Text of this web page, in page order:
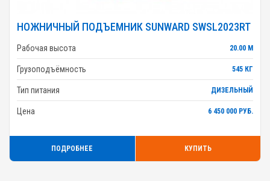
НОЖНИЧНЫЙ ПОДЪЕМНИК SUNWARD SWSL2023RT
Рабочая высота 20.00 М
Грузоподъёмность 545 КГ
Тип питания ДИЗЕЛЬНЫЙ
Цена 6 450 000 РУБ.
ПОДРОБНЕЕ КУПИТЬ